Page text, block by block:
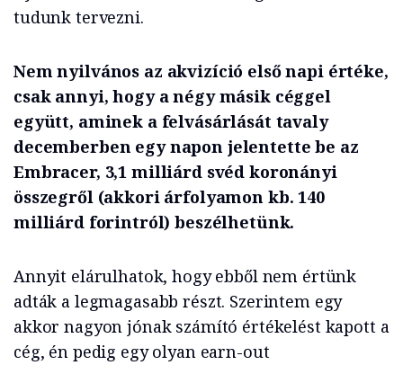
tudunk tervezni.
Nem nyilvános az akvizíció első napi értéke,
csak annyi, hogy a négy másik céggel
együtt, aminek a felvásárlását tavaly
decemberben egy napon jelentette be az
Embracer, 3,1 milliárd svéd koronányi
összegről (akkori árfolyamon kb. 140
milliárd forintról) beszélhetünk.
Annyit elárulhatok, hogy ebből nem értünk
adták a legmagasabb részt. Szerintem egy
akkor nagyon jónak számító értékelést kapott a
cég, én pedig egy olyan earn-out